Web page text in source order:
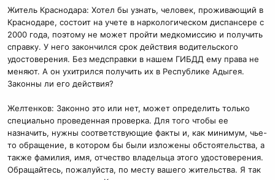
Житель Краснодара: Хотел бы узнать, человек, проживающий в
Краснодаре, состоит на учете в наркологическом диспансере с
2000 года, поэтому не может пройти медкомиссию и получить
справку. У него закончился срок действия водительского
удостоверения. Без медсправки в нашем ГИБДД ему права не
меняют. А он ухитрился получить их в Республике Адыгея.
Законны ли его действия?
Желтенков: Законно это или нет, может определить только
специально проведенная проверка. Для того чтобы ее
назначить, нужны соответствующие факты и, как минимум, чье-
то обращение, в котором бы были изложены обстоятельства, а
также фамилия, имя, отчество владельца этого удостоверения.
Обращайтесь, пожалуйста, по месту вашего жительства. Я так